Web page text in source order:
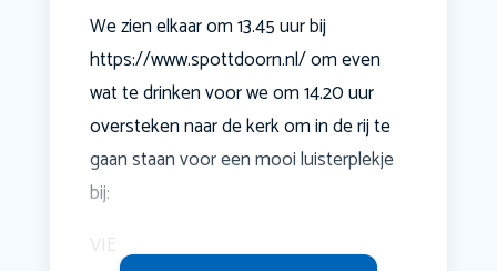
We zien elkaar om 13.45 uur bij
https://www.spottdoorn.nl/ om even
wat te drinken voor we om 14.20 uur
oversteken naar de kerk om in de rij te
gaan staan voor een mooi luisterplekje
bij:
VIE